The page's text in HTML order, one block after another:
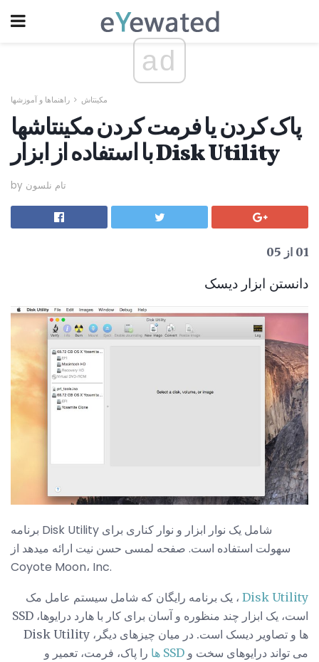
ad
مکینتاش راهنماها و آموزشها
پاک کردن یا فرمت کردن مکینتاشها
با استفاده از ابزار Disk Utility
by تام نلسون
01 از 05
دانستن ابزار دیسک
برنامه Disk Utility شامل یک نوار ابزار و نوار کناری برای
سهولت استفاده است. صفحه لمسی حسن نیت ارائه میدهد از
Coyote Moon، Inc.
Disk Utility ، یک برنامه رایگان که شامل سیستم عامل مک
است، یک ابزار چند منظوره و آسان برای کار با هارد درایوها، SSD
ها و تصاویر دیسک است. در میان چیزهای دیگر، Disk Utility
می تواند درایوهای سخت و SSD ها
را پاک، فرمت، تعمیر و